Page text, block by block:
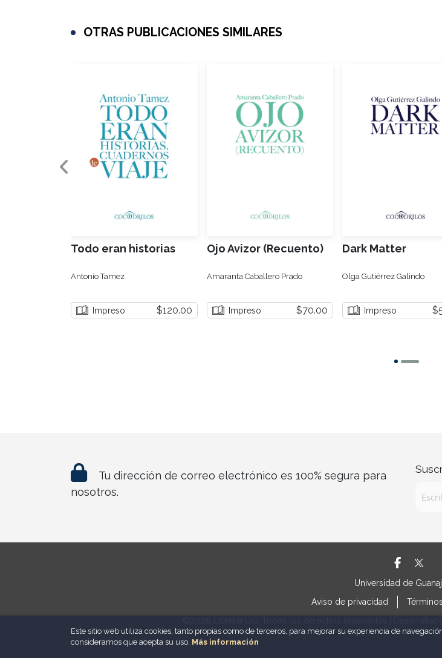
OTRAS PUBLICACIONES SIMILARES
Todo eran historias
Antonio Tamez
Impreso $120.00
Ojo Avizor (Recuento)
Amaranta Caballero Prado
Impreso $70.00
Dark Matter
Olga Gutiérrez Galindo
Impreso
Tu dirección de correo electrónico es 100% segura para
nosotros.
Universidad de
Aviso de privacidad
Este sitio web utiliza cookies, tanto propias como de terceros, para mejorar su experiencia de
consideramos que acepta su uso. Más información